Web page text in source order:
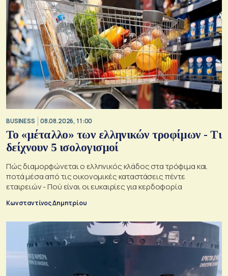
BUSINESS 08.08.2026, 11:00
Το «μέταλλο» των ελληνικών τροφίμων - Τι
δείχνουν 5 ισολογισμοί
Πώς διαμορφώνεται ο ελληνικός κλάδος στα τρόφιμα και
ποτά μέσα από τις οικονομικές καταστάσεις πέντε
εταιρειών - Πού είναι οι ευκαιρίες για κερδοφορία
Κωνσταντίνος Δημητρίου